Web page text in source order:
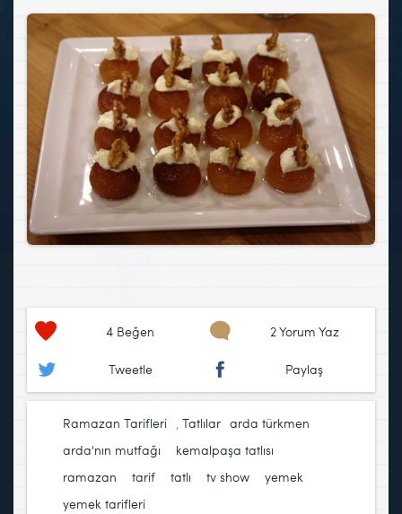
4 Beğen 2 Yorum Yaz
Tweetle Paylaş
Ramazan Tarifleri , Tatlılar arda türkmen
arda'nın mutfağı
kemalpaşa tatlısı
ramazan
tarif tatlı tv show yemek
yemek tarifleri